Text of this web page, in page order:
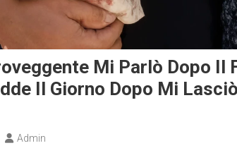
Mi Parlò Dopo
Il Giorno Dopo Mi
Admin